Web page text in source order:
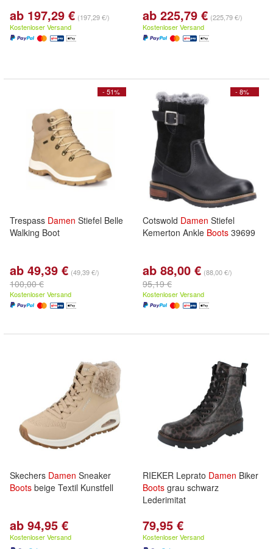
ab 197,29 € (197,29 €/)
Kostenloser Versand
ab 225,79 € (225,79 €/)
Kostenloser Versand
- 51%
Trespass Damen Stiefel Belle
Walking Boot
ab 49,39 € (49,39 €/)
100,00 €
Kostenloser Versand
- 8%
Cotswold Damen Stiefel
Kemerton Ankle Boots 39699
ab 88,00 € (88,00 €/)
95,19 €
Kostenloser Versand
Skechers Damen Sneaker
Boots beige Textil Kunstfell
ab 94,95 €
Kostenloser Versand
RIEKER Leprato Damen Biker
Boots grau schwarz
Lederimitat
79,95 €
Kostenloser Versand